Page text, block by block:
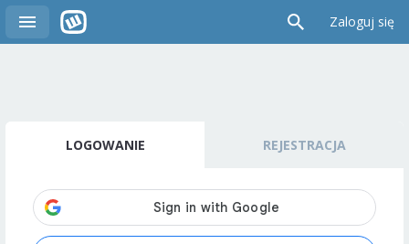
Zaloguj się
LOGOWANIE REJESTRACJA